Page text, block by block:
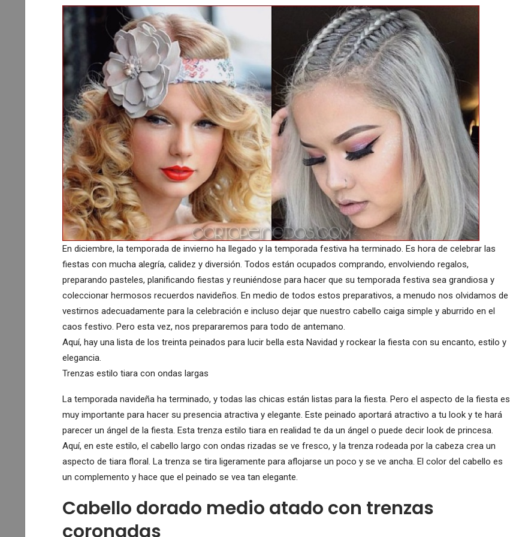
En diciembre, la temporada de invierno ha llegado y la temporada festiva ha terminado. Es hora de celebrar las
fiestas con mucha alegría, calidez y diversión. Todos están ocupados comprando, envolviendo regalos,
preparando pasteles, planificando fiestas y reuniéndose para hacer que su temporada festiva sea grandiosa y
coleccionar hermosos recuerdos navideños. En medio de todos estos preparativos, a menudo nos olvidamos de
vestirnos adecuadamente para la celebración e incluso dejar que nuestro cabello caiga simple y aburrido en el
caos festivo. Pero esta vez, nos prepararemos para todo de antemano.
Aquí, hay una lista de los treinta peinados para lucir bella esta Navidad y rockear la fiesta con su encanto, estilo y
elegancia.
Trenzas estilo tiara con ondas largas
La temporada navideña ha terminado, y todas las chicas están listas para la fiesta. Pero el aspecto de la fiesta es
muy importante para hacer su presencia atractiva y elegante. Este peinado aportará atractivo a tu look y te hará
parecer un ángel de la fiesta. Esta trenza estilo tiara en realidad te da un ángel o puede decir look de princesa.
Aquí, en este estilo, el cabello largo con ondas rizadas se ve fresco, y la trenza rodeada por la cabeza crea un
aspecto de tiara floral. La trenza se tira ligeramente para aflojarse un poco y se ve ancha. El color del cabello es
un complemento y hace que el peinado se vea tan elegante.
Cabello dorado medio atado con trenzas
coronadas